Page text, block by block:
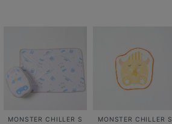
MONSTER CHILLER S
MONSTER CHILLER S